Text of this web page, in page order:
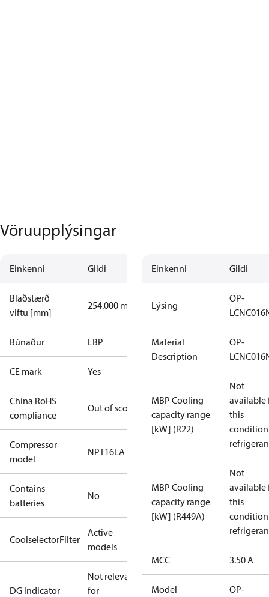
Vöruupplýsingar
Einkenni Gildi
Blaðstærð
viftu [mm]
254.000 mm
Búnaður LBP
CE mark Yes
China RoHS
compliance
Out of scope
Compressor
model
NPT16LA
Contains
batteries
No
CoolselectorFilter
Active
models
DG Indicator
Not relevant
for
Einkenni Gildi
Lýsing
OP-
Material
Description
OP-
MBP Cooling
capacity range
[kW] (R22)
Not
available
this
MBP Cooling
capacity range
[kW] (R449A)
Not
available
this
MCC 3.50 A
Model
OP-